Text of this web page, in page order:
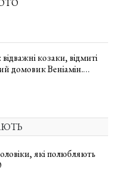
козаки, відмиті
домовик Веніамін.
які полюбляють